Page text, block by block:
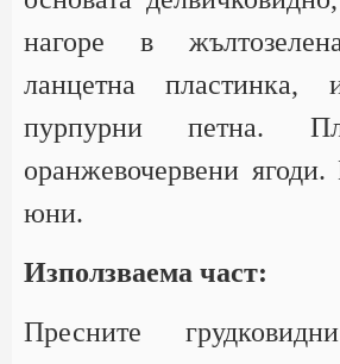
нагоре в
ланцетна пластинка,
пурпурни петна.
оранжевочервени
юни.
Използваема част:
Пресните